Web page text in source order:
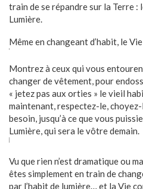
train de se répandre sur la Terre :
Lumière.
Même en changeant d’habit, le
Montrez à ceux qui vous
changer de vêtement, pour
« jetez pas aux orties » le vieil
maintenant, respectez-le,
besoin, jusqu’à ce que vous
Lumière, qui sera le vôtre demain.
Vu que rien n’est dramatique ou
êtes simplement en train de
par l’habit de lumière… et la Vie